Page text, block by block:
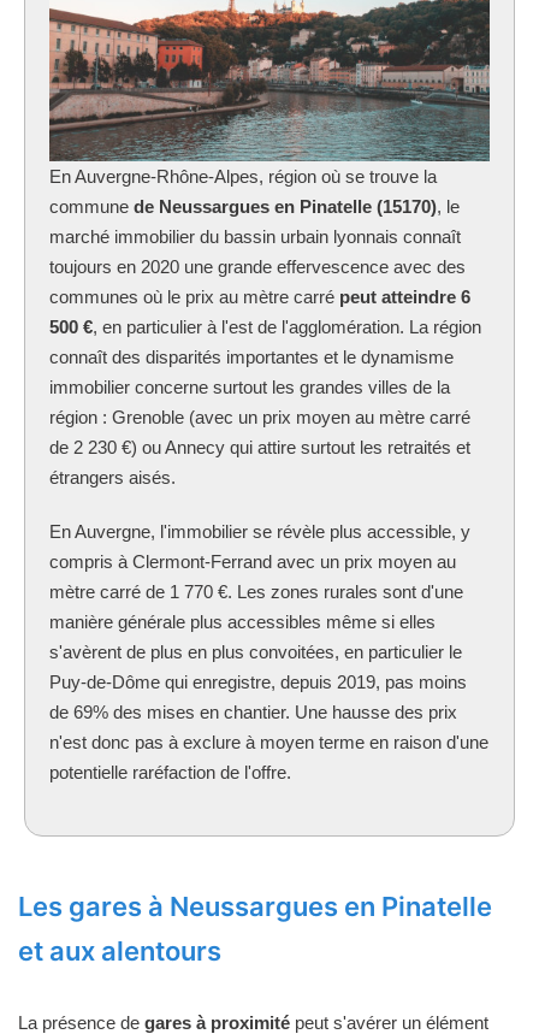
En Auvergne-Rhône-Alpes, région où se trouve la
commune de Neussargues en Pinatelle (15170), le
marché immobilier du bassin urbain lyonnais connaît
toujours en 2020 une grande effervescence avec des
communes où le prix au mètre carré peut atteindre 6
500 €, en particulier à l'est de l'agglomération. La région
connaît des disparités importantes et le dynamisme
immobilier concerne surtout les grandes villes de la
région : Grenoble (avec un prix moyen au mètre carré
de 2 230 €) ou Annecy qui attire surtout les retraités et
étrangers aisés.
En Auvergne, l'immobilier se révèle plus accessible, y
compris à Clermont-Ferrand avec un prix moyen au
mètre carré de 1 770 €. Les zones rurales sont d'une
manière générale plus accessibles même si elles
s'avèrent de plus en plus convoitées, en particulier le
Puy-de-Dôme qui enregistre, depuis 2019, pas moins
de 69% des mises en chantier. Une hausse des prix
n'est donc pas à exclure à moyen terme en raison d'une
potentielle raréfaction de l'offre.
Les gares à Neussargues en Pinatelle
et aux alentours
La présence de gares à proximité peut s'avérer un élément